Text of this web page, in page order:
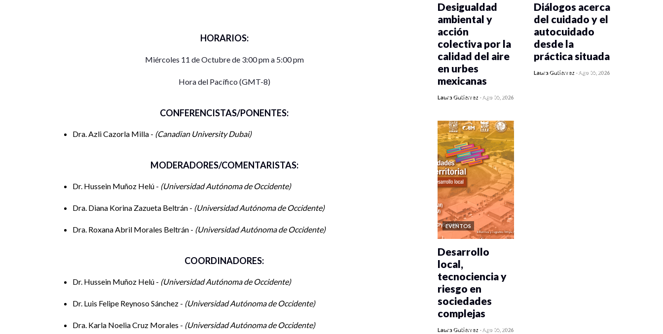
HORARIOS:
Miércoles 11 de Octubre de 3:00 pm a 5:00 pm
Hora del Pacífico (GMT-8)
CONFERENCISTAS/PONENTES:
Dra. Azli Cazorla Milla - Canadian University Dubai
MODERADORES/COMENTARISTAS:
Dr. Hussein Muñoz Helú - Universidad Autónoma de Occidente
Dra. Diana Korina Zazueta Beltrán - Universidad Autónoma de Occidente
Dra. Roxana Abril Morales Beltrán - Universidad Autónoma de Occidente
COORDINADORES:
Dr. Hussein Muñoz Helú - Universidad Autónoma de Occidente
Dr. Luis Felipe Reynoso Sánchez - Universidad Autónoma de Occidente
Dra. Karla Noelia Cruz Morales - Universidad Autónoma de Occidente
0 veces compartido
Desigualdad
ambiental y
acción
colectiva por la
calidad del aire
en urbes
mexicanas
Laura Gutiérrez -Ago 05, 2026
0 veces compartido
Diálogos acerca
del cuidado y el
autocuidado
desde la
práctica situada
Laura Gutiérrez -Ago 05, 2026
EVENTOS
0 veces compartido
Desarrollo
local,
tecnociencia y
riesgo en
sociedades
complejas
Laura Gutiérrez -Ago 05, 2026